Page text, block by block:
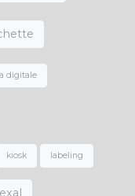
digitale
kiosk labeling